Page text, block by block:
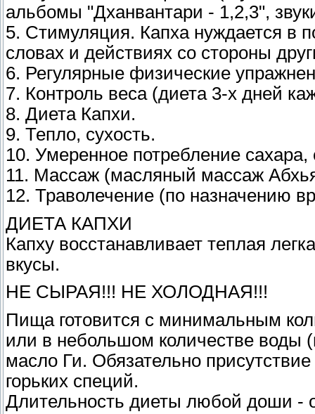
альбомы "Дханвантари - 1,2,3",
5. Стимуляция. Капха нуждается
словах и действиях со стороны
6. Регулярные физические
7. Контроль веса (диета 3-х дней
8. Диета Капхи.
9. Тепло, сухость.
10. Умеренное потребление
11. Массаж (масляный массаж
12. Траволечение (по назначению
ДИЕТА КАПХИ
Капху восстанавливает теплая
вкусы.
НЕ СЫРАЯ!!! НЕ ХОЛОДНАЯ!!!
Пища готовится с минимальным
или в небольшом количестве воды
масло Ги. Обязательно
горьких специй.
Длительность диеты любой доши -